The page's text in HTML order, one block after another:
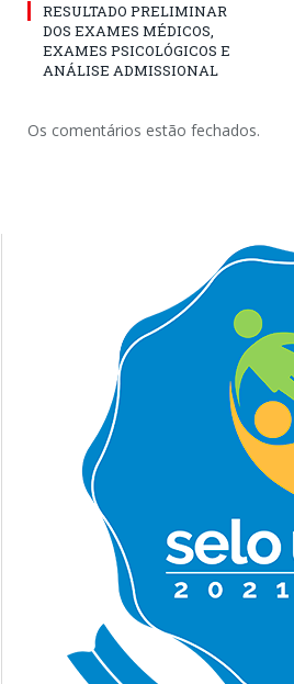
RESULTADO PRELIMINAR
DOS EXAMES MÉDICOS,
EXAMES PSICOLÓGICOS E
ANÁLISE ADMISSIONAL
Os comentários estão fechados.